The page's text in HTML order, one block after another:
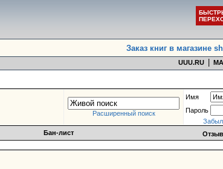
Заказ книг в магазине
UUU.RU
Расширенный поиск
Имя
Пароль
Бан-лист